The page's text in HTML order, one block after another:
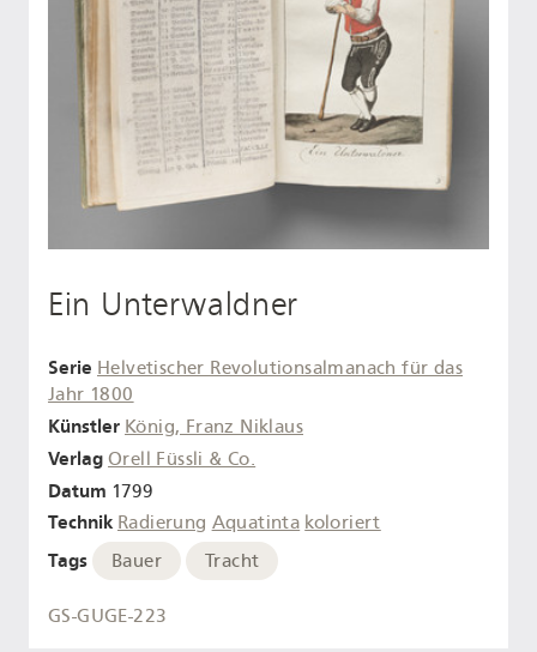
Ein Unterwaldner
Serie Helvetischer Revolutionsalmanach für das
Jahr 1800
Künstler König, Franz Niklaus
Verlag Orell Füssli & Co.
Datum 1799
Technik Radierung Aquatinta koloriert
Tags Bauer Tracht
GS-GUGE-223